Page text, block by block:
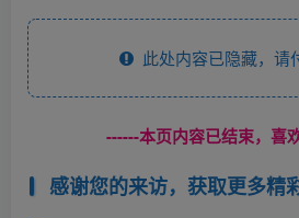
此处内容已隐藏，请
------本页内容已结束，喜
感谢您的来访，获取更多精